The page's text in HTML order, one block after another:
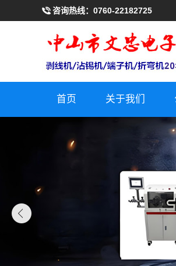
咨询热线： 0760-22182725
首页 关于我们